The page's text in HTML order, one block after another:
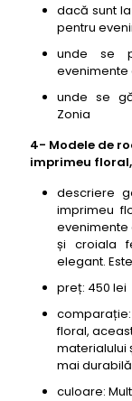
dacă sunt
pentru
unde se
evenimente
unde se
Zonia
4- Modele de
imprimeu
descriere
imprimeu
evenimente
și croiala
elegant.
preț: 450 lei
floral,
materialului
mai
culoare: